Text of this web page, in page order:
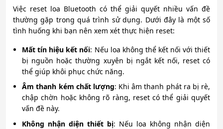
Việc reset loa Bluetooth có thể giải quyết nhiều vấn đề
thường gặp trong quá trình sử dụng. Dưới đây là một số
tình huống khi bạn nên xem xét thực hiện reset:
Mất tín hiệu kết nối: Nếu loa không thể kết nối với thiết
bị nguồn hoặc thường xuyên bị ngắt kết nối, reset có
thể giúp khôi phục chức năng.
Âm thanh kém chất lượng: Khi âm thanh phát ra bị rè,
chập chờn hoặc không rõ ràng, reset có thể giải quyết
vấn đề này.
Không nhận diện thiết bị: Nếu loa không nhận diện